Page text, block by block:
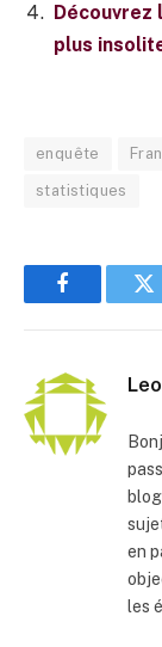
plus
enquête
statistiques
Facebook
en
les